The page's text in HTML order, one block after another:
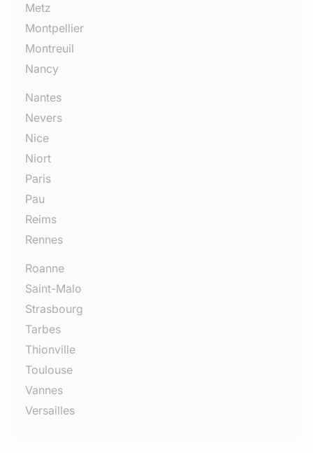
Metz
Montpellier
Montreuil
Nancy
Nantes
Nevers
Nice
Niort
Paris
Pau
Reims
Rennes
Roanne
Saint-Malo
Strasbourg
Tarbes
Thionville
Toulouse
Vannes
Versailles